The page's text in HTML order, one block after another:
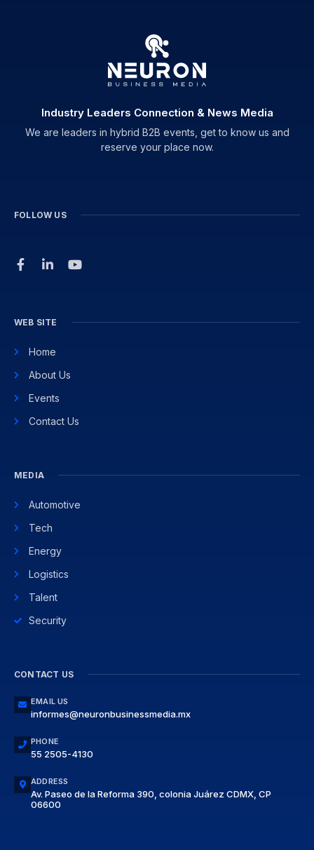
Industry Leaders Connection & News Media
We are leaders in hybrid B2B events, get to know us and
reserve your place now.
FOLLOW US
WEB SITE
Home
About Us
Events
Contact Us
MEDIA
Automotive
Tech
Energy
Logistics
Talent
Security
CONTACT US
EMAIL US
informes@neuronbusinessmedia.mx
PHONE
55 2505-4130
ADDRESS
Av. Paseo de la Reforma 390, colonia Juárez CDMX, CP
06600